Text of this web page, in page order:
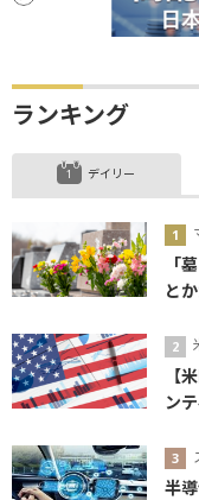
ランキング
デイリー
「
と
【
ン
半